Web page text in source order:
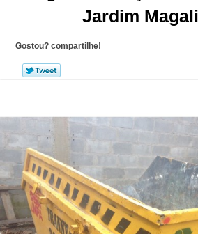
Jardim Magali
Gostou? compartilhe!